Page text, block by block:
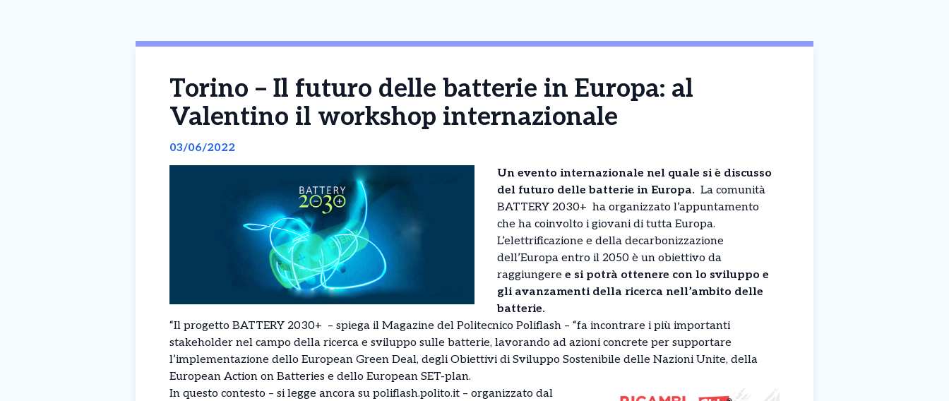
Torino – Il futuro delle batterie in Europa: al
Valentino il workshop internazionale
03/06/2022
Un evento internazionale nel quale si è discusso
del futuro delle batterie in Europa. La comunità
BATTERY 2030+ ha organizzato l’appuntamento
che ha coinvolto i giovani di tutta Europa.
L’elettrificazione e della decarbonizzazione
dell’Europa entro il 2050 è un obiettivo da
raggiungere e si potrà ottenere con lo sviluppo e
gli avanzamenti della ricerca nell’ambito delle
batterie.
“Il progetto BATTERY 2030+ – spiega il Magazine del Politecnico Poliflash – “fa incontrare i più importanti
stakeholder nel campo della ricerca e sviluppo sulle batterie, lavorando ad azioni concrete per supportare
l’implementazione dello European Green Deal, degli Obiettivi di Sviluppo Sostenibile delle Nazioni Unite, della
European Action on Batteries e dello European SET-plan.
In questo contesto – si legge ancora su poliflash.polito.it – organizzato dal